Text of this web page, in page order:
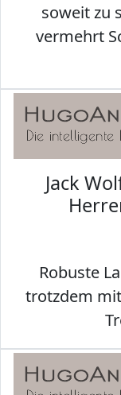
soweit zu
vermehrt
Jack
Robuste
trotzdem